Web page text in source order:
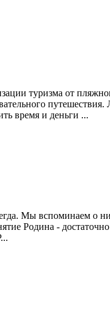
туризма от
время и деньги ...
Мы вспоминаем о
Родина -